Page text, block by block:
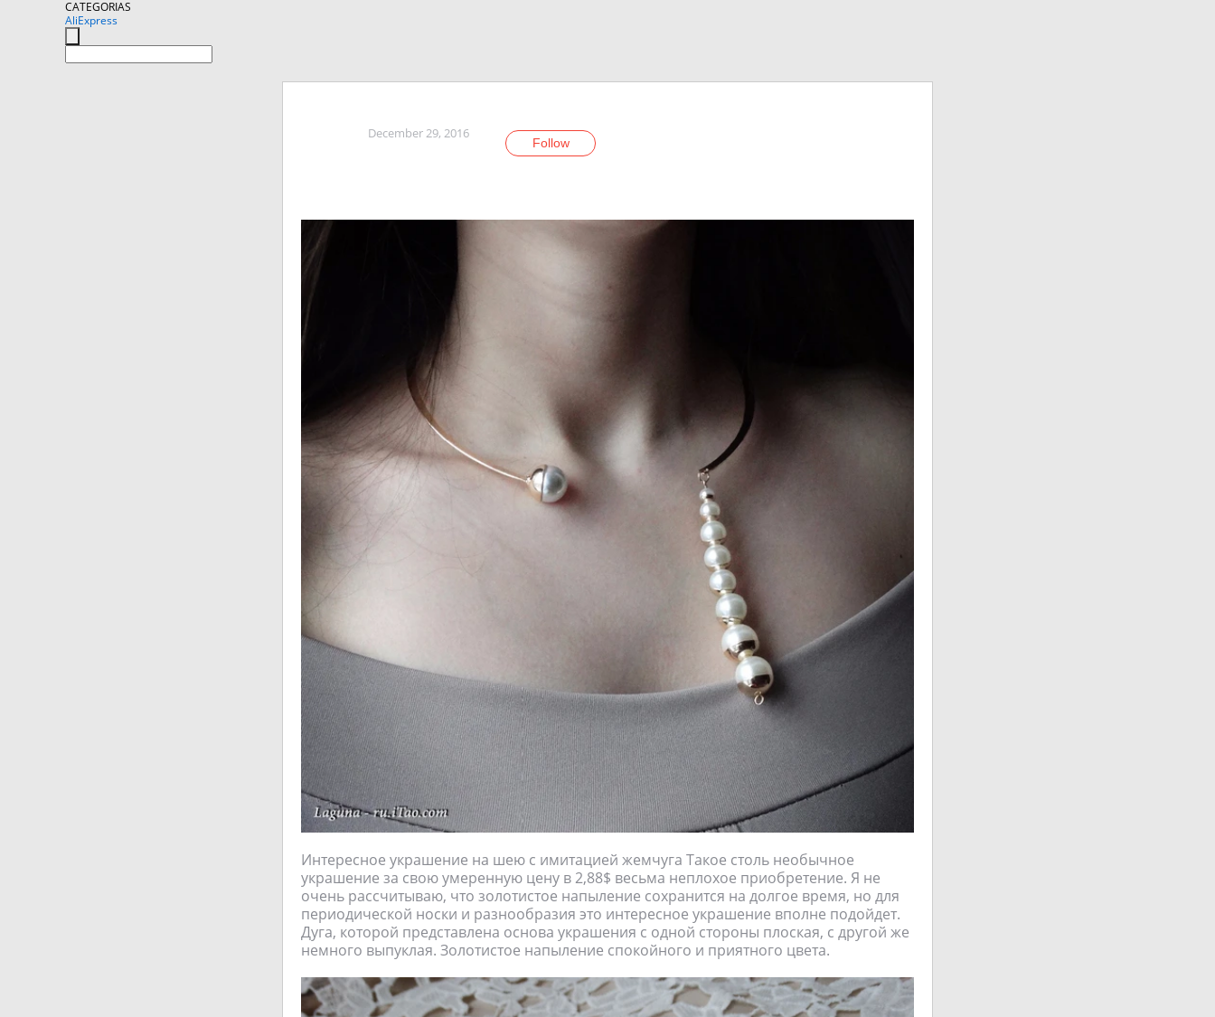
CATEGORIAS
AliExpress
December 29, 2016
Follow
Интересное украшение на шею с имитацией жемчуга Такое столь необычное
украшение за свою умеренную цену в 2,88$ весьма неплохое приобретение. Я не
очень рассчитываю, что золотистое напыление сохранится на долгое время, но для
периодической носки и разнообразия это интересное украшение вполне подойдет.
Дуга, которой представлена основа украшения с одной стороны плоская, с другой же
немного выпуклая. Золотистое напыление спокойного и приятного цвета.